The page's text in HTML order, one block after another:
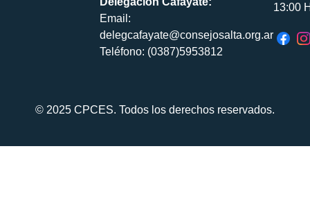
Email:
delegcafayate@consejosalta.org.ar
Teléfono: (0387)5953812
13:00
© 2025 CPCES. Todos los derechos reservados.